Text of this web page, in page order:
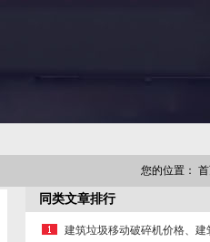
您的位置：
同类文章排行
建筑垃圾移动破碎机价格、建